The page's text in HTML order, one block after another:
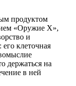
продуктом
«Оружие Х»,
и
клеточная
держаться на
в ней